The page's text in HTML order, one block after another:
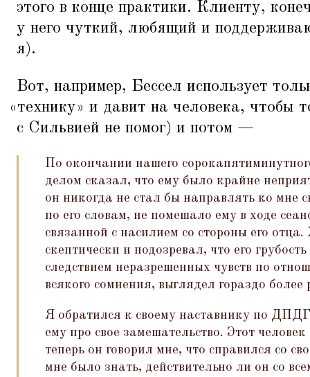
этого в конце практики. Клиенту,
у него чуткий, любящий и
я).
Вот, например, Бессел использует
«технику» и давит на человека, чтобы
с Сильвией не помог) и потом —
По окончании нашего
делом сказал, что ему было крайне
он никогда не стал бы направлять ко мне
по его словам, не помешало ему в ходе
связанной с насилием со стороны его
скептически и подозревал, что его
следствием неразрешенных чувств по
всякого сомнения, выглядел гораздо
Я обратился к своему наставнику по
ему про свое замешательство. Этот
теперь он говорил мне, что справился со
мне было знать, действительно ли он со